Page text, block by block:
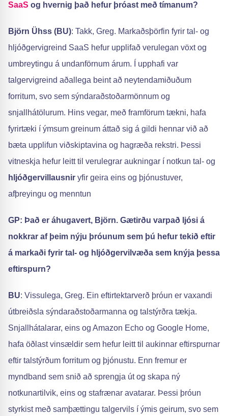
SaaS og hvernig það hefur þróast með tímanum?
Björn Ühss (BU): Takk, Greg. Markaðsþörfin fyrir tal- og
hljóðgervigreind SaaS hefur upplifað verulegan vöxt og
umbreytingu á undanförnum árum. Í upphafi var
talgervigreind aðallega beint að neytendamiðuðum
forritum, svo sem sýndaraðstoðarmönnum og
snjallhátölurum. Hins vegar, með framförum tækni, hafa
fyrirtæki í ýmsum greinum áttað sig á gildi hennar við að
bæta upplifun viðskiptavina og hagræða rekstri. Þessi
vitneskja hefur leitt til verulegrar aukningar í notkun tal- og
hljóðgervillausnir yfir geira eins og þjónustuver,
afþreyingu og menntun
GP: Það er áhugavert, Björn. Gætirðu varpað ljósi á
nokkrar af þeim nýju þróunum sem þú hefur tekið eftir
á markaði fyrir tal- og hljóðgervilvæða sem knýja þessa
eftirspurn?
BU: Vissulega, Greg. Ein eftirtektarverð þróun er vaxandi
útbreiðsla sýndaraðstoðarmanna og talstýrðra tækja.
Snjallhátalarar, eins og Amazon Echo og Google Home,
hafa öðlast vinsældir sem hefur leitt til aukinnar eftirspurnar
eftir talstýrðum forritum og þjónustu. Enn fremur er
myndband sem snið að sprengja út og skapa ný
notkunartilvik, eins og stafrænar avatarar. Þessi þróun
styrkist með samþættingu talgervils í ýmis geirum, svo sem